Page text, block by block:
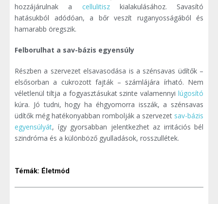
hozzájárulnak a cellulitiszkialakulásához. Savasító
hatásukból adódóan, a bőr veszít ruganyosságából és
hamarabb öregszik.
Felborulhat a sav-bázis egyensúly
Részben a szervezet elsavasodása is a szénsavas üdítők –
elsősorban a cukrozott fajták – számlájára írható. Nem
véletlenül tiltja a fogyasztásukat szinte valamennyi lúgosító
kúra. Jó tudni, hogy ha éhgyomorra isszák, a szénsavas
üdítők még hatékonyabban rombolják a szervezet sav-bázis
egyensúlyát, így gyorsabban jelentkezhet az irritációs bél
szindróma és a különböző gyulladások, rosszullétek.
Témák: Életmód